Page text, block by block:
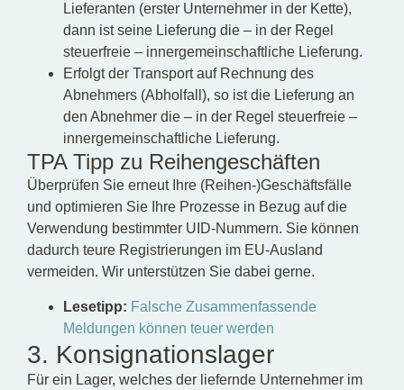
Lieferanten (erster Unternehmer in der Kette),
dann ist seine Lieferung die – in der Regel
steuerfreie – innergemeinschaftliche Lieferung.
Erfolgt der Transport auf Rechnung des
Abnehmers (Abholfall), so ist die Lieferung an
den Abnehmer die – in der Regel steuerfreie –
innergemeinschaftliche Lieferung.
TPA Tipp zu Reihengeschäften
Überprüfen Sie erneut Ihre (Reihen-)Geschäftsfälle
und optimieren Sie Ihre Prozesse in Bezug auf die
Verwendung bestimmter UID-Nummern. Sie können
dadurch teure Registrierungen im EU-Ausland
vermeiden. Wir unterstützen Sie dabei gerne.
Lesetipp: Falsche Zusammenfassende
Meldungen können teuer werden
3. Konsignationslager
Für ein Lager, welches der liefernde Unternehmer im